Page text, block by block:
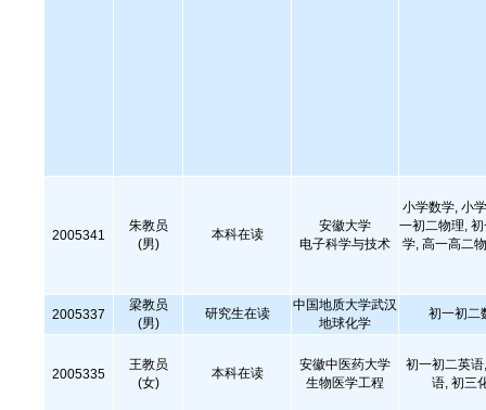
2005341
朱教员
(男)
本科在读
安徽大学
电子科学与技术
小学数学, 小
一初二物理,
学, 高一高二
2005337
梁教员
(男)
研究生在读
中国地质大学武汉
地球化学
初一初二
2005335
王教员
(女)
本科在读
安徽中医药大学
生物医学工程
初一初二英
语, 初三